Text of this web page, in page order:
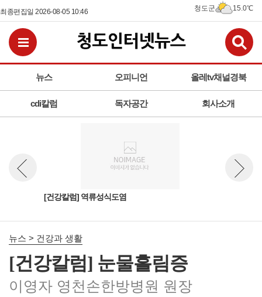
최종편집일 2026-08-05 10:46 청도군 15.0℃
뉴스 오피니언 올레tv채널경북
cdi칼럼 독자공간 회사소개
전체메뉴보기
[건강칼럼] 역류성식도염
뉴스 이전보기
뉴스 > 건강과 생활
[건강칼럼] 눈물흘림증
이영자 영천손한방병원 원장